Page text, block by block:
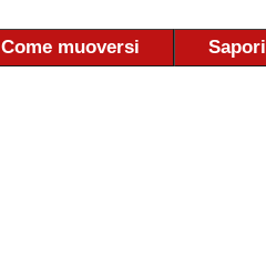
Come muoversi Sapori